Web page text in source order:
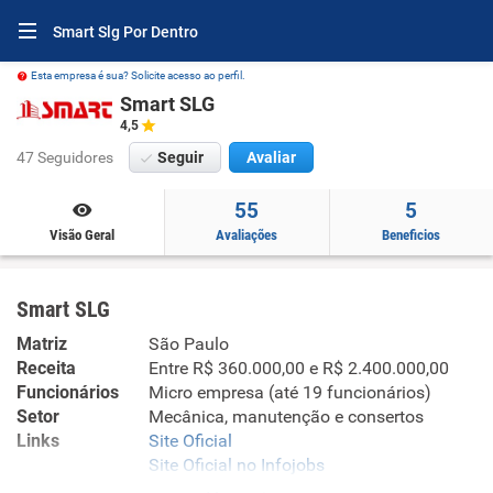
Smart Slg Por Dentro
Esta empresa é sua? Solicite acesso ao perfil.
Smart SLG
4,5
47 Seguidores Seguir Avaliar
Visão Geral
55
Avaliações
5
Beneficios
Smart SLG
Matriz
São Paulo
Receita
Entre R$ 360.000,00 e R$ 2.400.000,00
Funcionários
Micro empresa (até 19 funcionários)
Setor
Mecânica, manutenção e consertos
Links
Site Oficial
Site Oficial no Infojobs